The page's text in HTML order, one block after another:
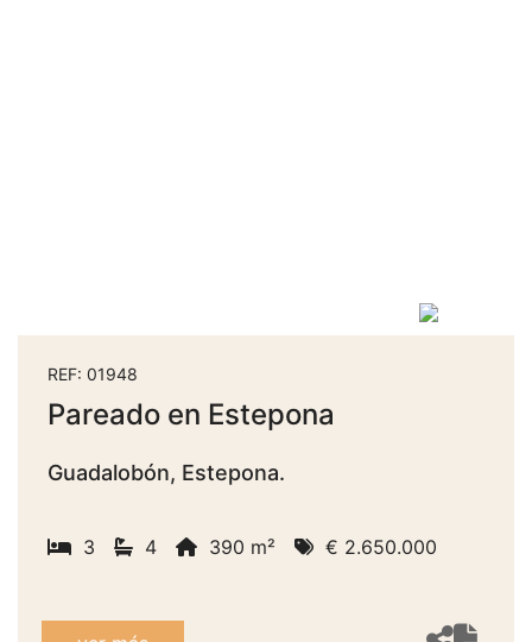
REF: 01948
Pareado en Estepona
Guadalobón, Estepona.
3 4 390 m² € 2.650.000